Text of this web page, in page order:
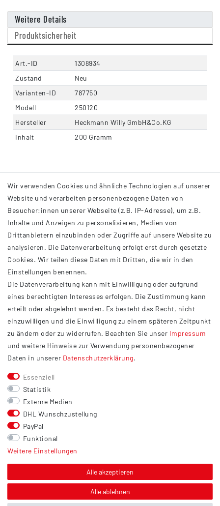
Weitere Details
Produktsicherheit
Art.-ID
1308934
Zustand
Neu
Varianten-ID
787750
Modell
250120
Hersteller
Heckmann Willy GmbH&Co.KG
Inhalt
200 Gramm
INFORMATIONEN
AGB
Impressum
Datenschutzerklärung
Widerrufsrecht
Barrierefreiheit
Service
Kontakt
Versand
Zahlung
Vertrag widerrufen
Sonstiges
Hinweis zur Entsorgung von Altbatterien & Altöl
Über uns
Wir verwenden Cookies und ähnliche Technologien auf unserer
Website und verarbeiten personenbezogene Daten von
Besucher:innen unserer Webseite (z.B. IP-Adresse), um z.B.
Inhalte und Anzeigen zu personalisieren, Medien von
Drittanbietern einzubinden oder Zugriffe auf unsere Website zu
analysieren. Die Datenverarbeitung erfolgt erst durch gesetzte
Cookies. Wir teilen diese Daten mit Dritten, die wir in den
Einstellungen benennen.
Die Datenverarbeitung kann mit Einwilligung oder aufgrund
eines berechtigten Interesses erfolgen. Die Zustimmung kann
erteilt oder abgelehnt werden. Es besteht das Recht, nicht
einzuwilligen und die Einwilligung zu einem späteren Zeitpunkt
zu ändern oder zu widerrufen. Beachten Sie unser Impressum
und weitere Hinweise zur Verwendung personenbezogener
Daten in unserer Daten­schutz­erklärung.
Essenziell
Statistik
Externe Medien
DHL Wunschzustellung
PayPal
Funktional
Weitere Einstellungen
Alle akzeptieren
Alle ablehnen